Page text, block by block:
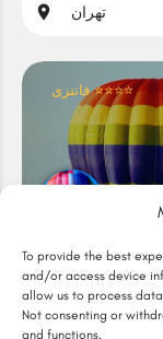
To provide the best
and/or access device
allow us to process
Not consenting or
and functions.
تهران
فانتزی ⭐⭐⭐⭐